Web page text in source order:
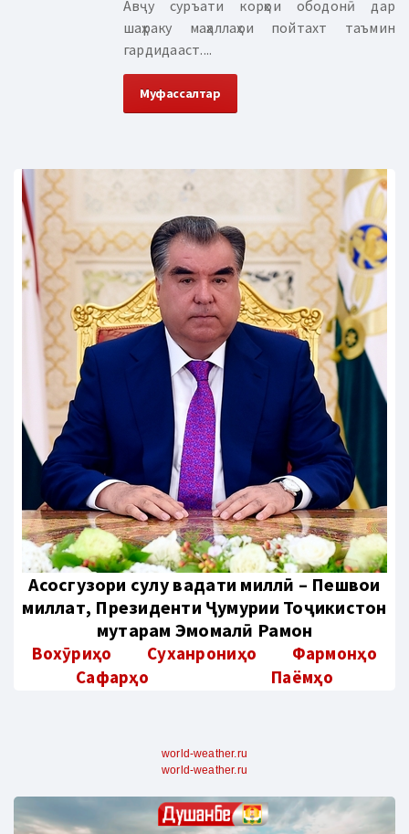
Авҷу суръати корҳои ободонӣ дар
шаҳраку маҳаллаҳои пойтахт таъмин
гардидааст....
Муфассалтар
Aсосгузори сулҳу ваҳдати миллӣ – Пешвои
миллат, Президенти Ҷумҳурии Тоҷикистон
муҳтарам Эмомалӣ Раҳмон
Вохӯриҳо Суханрониҳо
Фармонҳо
Сафарҳо
Паёмҳо
world-weather.ru
world-weather.ru